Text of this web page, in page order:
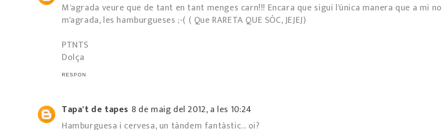
M'agrada veure que de tant en tant menges carn!!! Encara que sigui l'única manera que a mi no
m'agrada, les hamburgueses ;-( ( Que RARETA QUE SÓC, JEJEJ)
PTNTS
Dolça
RESPON
Tapa't de tapes 8 de maig del 2012, a les 10:24
Hamburguesa i cervesa, un tàndem fantàstic... oi?